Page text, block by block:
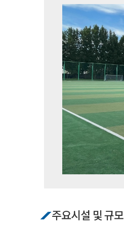
주요시설 및 규모